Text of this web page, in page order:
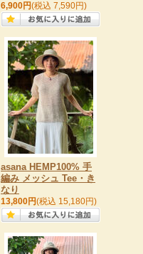
6,900円(税込 7,590円)
asana HEMP100% 手
編み メッシュ Tee・き
なり
13,800円(税込 15,180円)